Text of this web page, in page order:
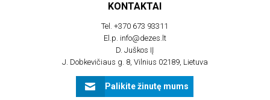
KONTAKTAI
Tel.+370 673 93311
El.p. info@dezes.lt
D. Juškos IĮ
J. Dobkevičiaus g. 8, Vilnius 02189, Lietuva
Palikite žinutę mums